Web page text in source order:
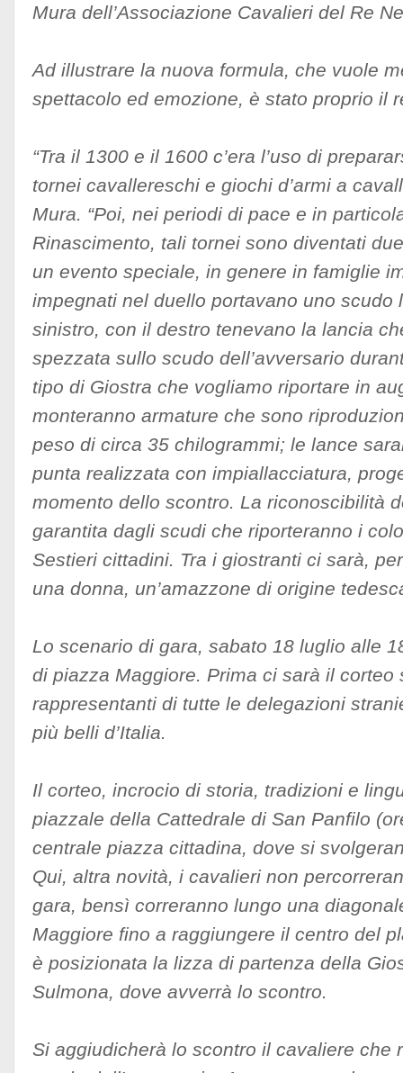
Mura dell’Associazione Cavalieri del Re
Ad illustrare la nuova formula, che vuole
spettacolo ed emozione, è stato proprio il
“Tra il 1300 e il 1600 c’era l’uso di
tornei cavallereschi e giochi d’armi a
Mura. “Poi, nei periodi di pace e in
Rinascimento, tali tornei sono diventati
un evento speciale, in genere in famiglie
impegnati nel duello portavano uno scudo
sinistro, con il destro tenevano la lancia
spezzata sullo scudo dell’avversario
tipo di Giostra che vogliamo riportare in
monteranno armature che sono
peso di circa 35 chilogrammi; le lance
punta realizzata con impiallacciatura,
momento dello scontro. La riconoscibilità
garantita dagli scudi che riporteranno i
Sestieri cittadini. Tra i giostranti ci sarà,
una donna, un’amazzone di origine
Lo scenario di gara, sabato 18 luglio alle
di piazza Maggiore. Prima ci sarà il corteo
rappresentanti di tutte le delegazioni
più belli d’Italia.
Il corteo, incrocio di storia, tradizioni e
piazzale della Cattedrale di San Panfilo
centrale piazza cittadina, dove si
Qui, altra novità, i cavalieri non
gara, bensì correranno lungo una
Maggiore fino a raggiungere il centro del
è posizionata la lizza di partenza della
Sulmona, dove avverrà lo scontro.
Si aggiudicherà lo scontro il cavaliere che